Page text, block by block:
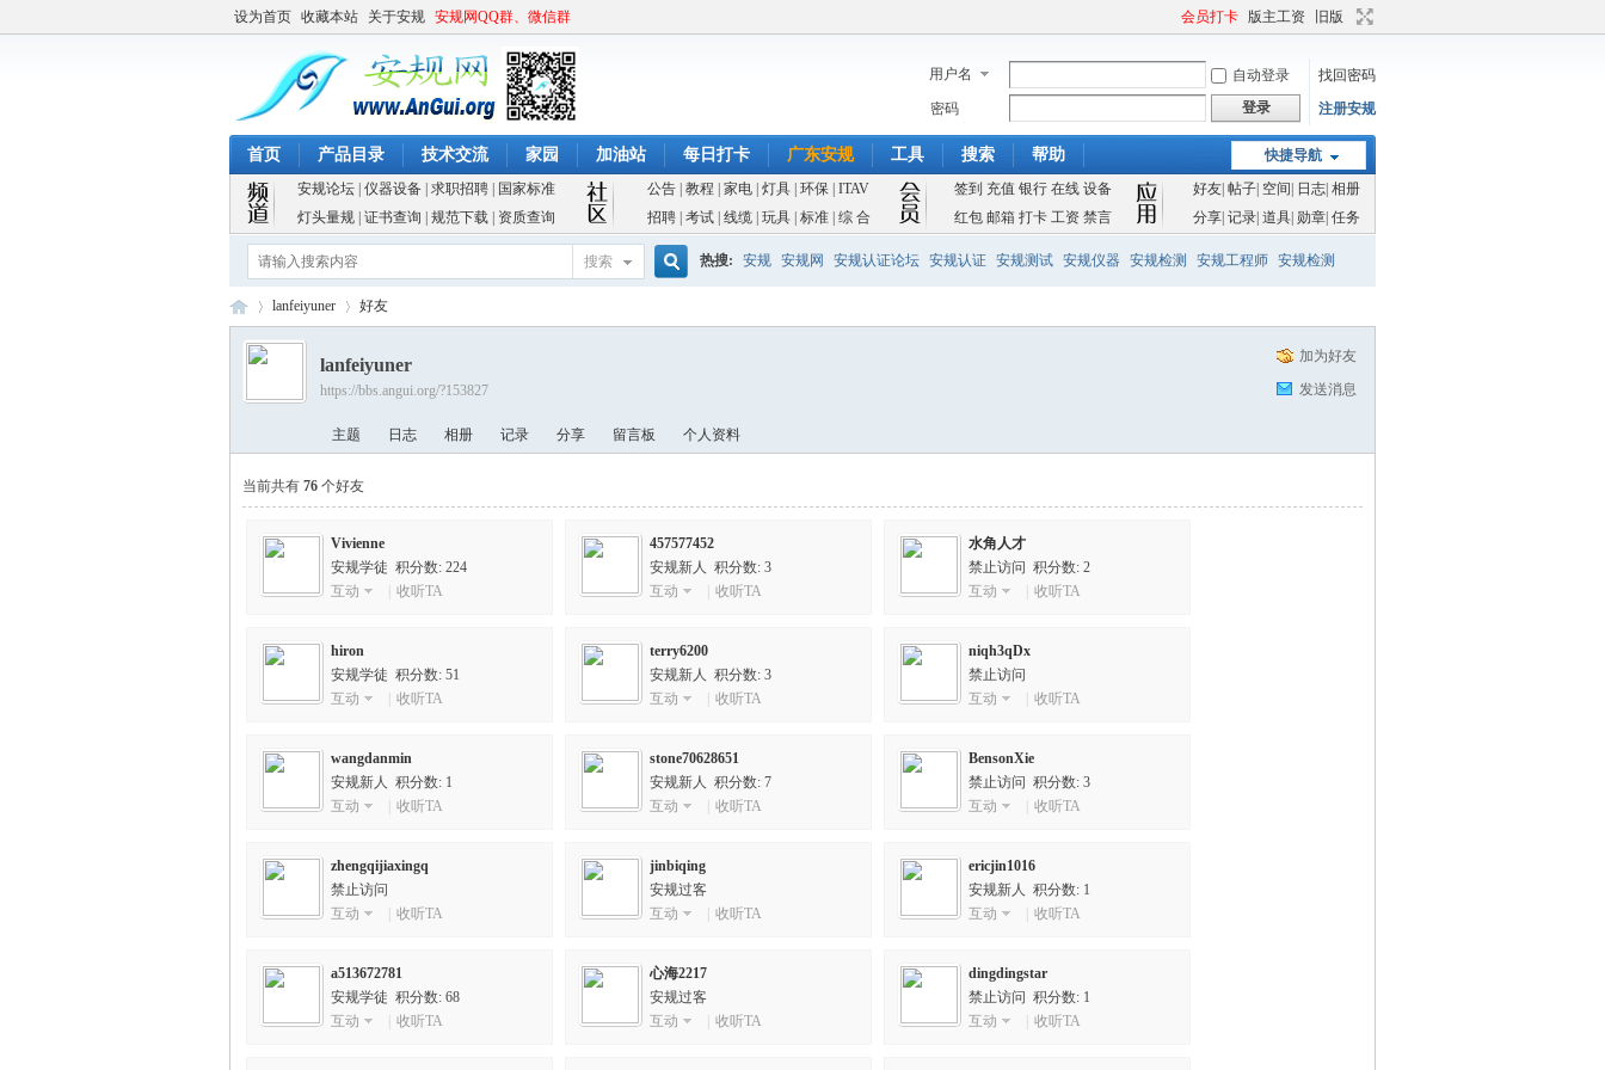
设为首页 收藏本站 关于安规 安规网QQ群、微信群 会员打卡 版主工资 旧版
用户名 自动登录
找回密码
密码
登录 注册安规
快捷导航
首页 产品目录 技术交流 家园 加油站 每日打卡 广东安规 工具 搜索 帮助
安规论坛 仪器设备 求职招聘 国家标准 公告 教程 家电 灯具 环保 ITAV 签到 充值 银行 在线 设备 好友| 帖子| 空间 日志| 相册
灯头量规 证书查询 规范下载 资质查询 招聘| 考试| 线缆| 玩具| 标准| 综 合 红包 邮箱 打卡 工资 禁言 分享| 记录| 道具| 勋章| 任务
搜索 热搜: 安规 安规网 安规认证论坛 安规认证 安规测试 安规仪器 安规检测 安规工程师 安规检测
›
lanfeiyuner 好友
加为好友
发送消息
lanfeiyuner
https://bbs.angui.org/?153827
主题 日志 相册 记录 分享 留言板 个人资料
当前共有 76 个好友
Vivienne
安规学徒 积分数: 224
互动
收听TA
457577452
安规新人 积分数: 3
互动
收听TA
水角人才
禁止访问 积分数: 2
互动
收听TA
hiron
安规学徒 积分数: 51
互动
收听TA
terry6200
安规新人 积分数: 3
互动
收听TA
niqh3qDx
禁止访问
互动
收听TA
wangdanmin
安规新人 积分数: 1
互动
收听TA
stone70628651
安规新人 积分数: 7
互动
收听TA
BensonXie
禁止访问 积分数: 3
互动
收听TA
zhengqijiaxingq
禁止访问
互动
收听TA
jinbiqing
安规过客
互动
收听TA
ericjin1016
安规新人 积分数: 1
互动
收听TA
a513672781
安规学徒 积分数: 68
互动
收听TA
心海2217
安规过客
互动
收听TA
dingdingstar
禁止访问 积分数: 1
互动
收听TA